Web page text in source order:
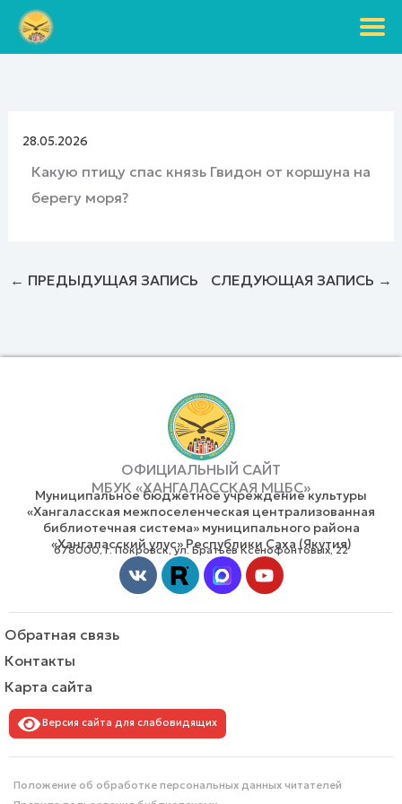
Перейти
28.05.2026
Какую птицу спас князь Гвидон от коршуна на
берегу моря?
← ПРЕДЫДУЩАЯ ЗАПИСЬ СЛЕДУЮЩАЯ ЗАПИСЬ →
ОФИЦИАЛЬНЫЙ САЙТ
МБУК «ХАНГАЛАССКАЯ МЦБС»
Муниципальное бюджетное учреждение культуры
«Хангаласская межпоселенческая централизованная
библиотечная система» муниципального района
«Хангаласский улус» Республики Саха (Якутия)
678000, г. Покровск, ул. Братьев Ксенофонтовых, 22
Vk Youtube
Обратная связь
Контакты
Карта сайта
Версия сайта для слабовидящих
Положение об обработке персональных данных читателей